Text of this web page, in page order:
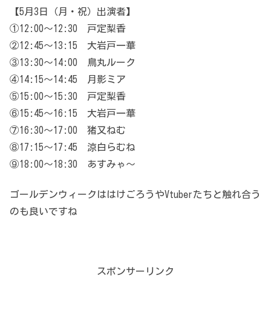
【5月3日（月・祝）出演者】
①12:00～12:30 戸定梨香
②12:45～13:15 大岩戸一華
③13:30～14:00 鳥丸ルーク
④14:15～14:45 月影ミア
⑤15:00～15:30 戸定梨香
⑥15:45～16:15 大岩戸一華
⑦16:30～17:00 猪又ねむ
⑧17:15～17:45 涼白らむね
⑨18:00～18:30 あすみゃ～
ゴールデンウィークははけごろうやVtuberたちと触れ合う
のも良いですね
スポンサーリンク